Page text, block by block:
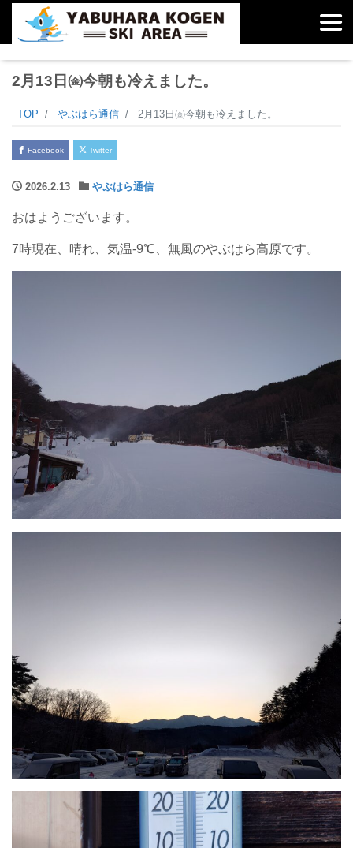
2月13日㈮今朝も冷えました。
TOP やぶはら通信 2月13日㈮今朝も冷えました。
Facebook Twitter
2026.2.13 やぶはら通信
おはようございます。
7時現在、晴れ、気温-9℃、無風のやぶはら高原です。